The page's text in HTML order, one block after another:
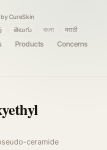
by CureSkin
Products
Concerns
తెలుగు বাংলা मराठी
ceramide